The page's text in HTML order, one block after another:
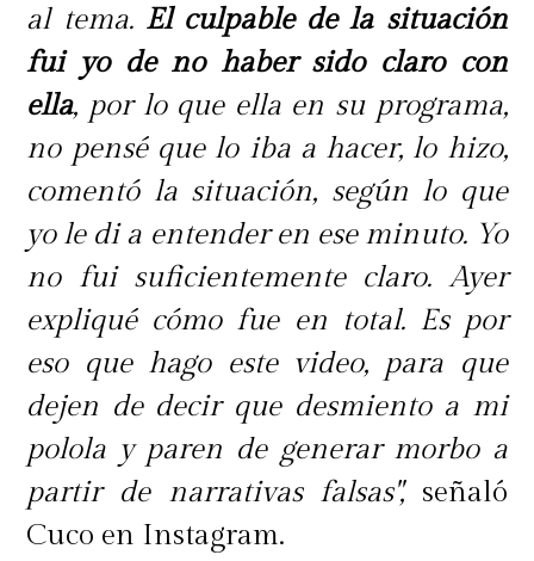
al tema. El culpable de la situación
fui yo de no haber sido claro con
ella, por lo que ella en su programa,
no pensé que lo iba a hacer, lo hizo,
comentó la situación, según lo que
yo le di a entender en ese minuto. Yo
no fui suficientemente claro. Ayer
expliqué cómo fue en total. Es por
eso que hago este video, para que
dejen de decir que desmiento a mi
polola y paren de generar morbo a
partir de narrativas falsas",señaló
Cuco en Instagram.